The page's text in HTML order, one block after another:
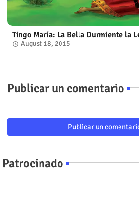
Tingo María: La Bella Durmiente la
August 18, 2015
Publicar un comentario
Publicar un
Patrocinado